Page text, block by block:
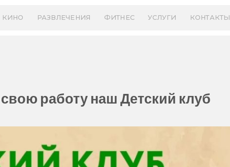
КИНО РАЗВЛЕЧЕНИЯ ФИТНЕС УСЛУГИ КОНТАКТЫ
работу наш Детский клуб